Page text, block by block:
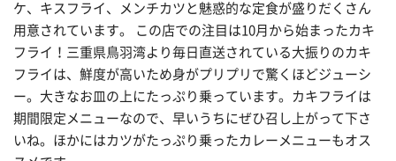
ケ、キスフライ、メンチカツと魅惑的な定食が盛りだくさん
用意されています。 この店での注目は10月から始まったカキ
フライ！三重県鳥羽湾より毎日直送されている大振りのカキ
フライは、鮮度が高いため身がプリプリで驚くほどジューシ
ー。大きなお皿の上にたっぷり乗っています。カキフライは
期間限定メニューなので、早いうちにぜひ召し上がって下さ
いね。ほかにはカツがたっぷり乗ったカレーメニューもオス